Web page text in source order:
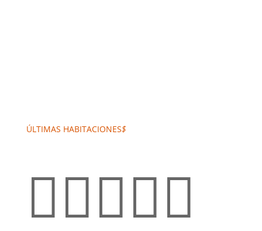
ÚLTIMAS HABITACIONES$
